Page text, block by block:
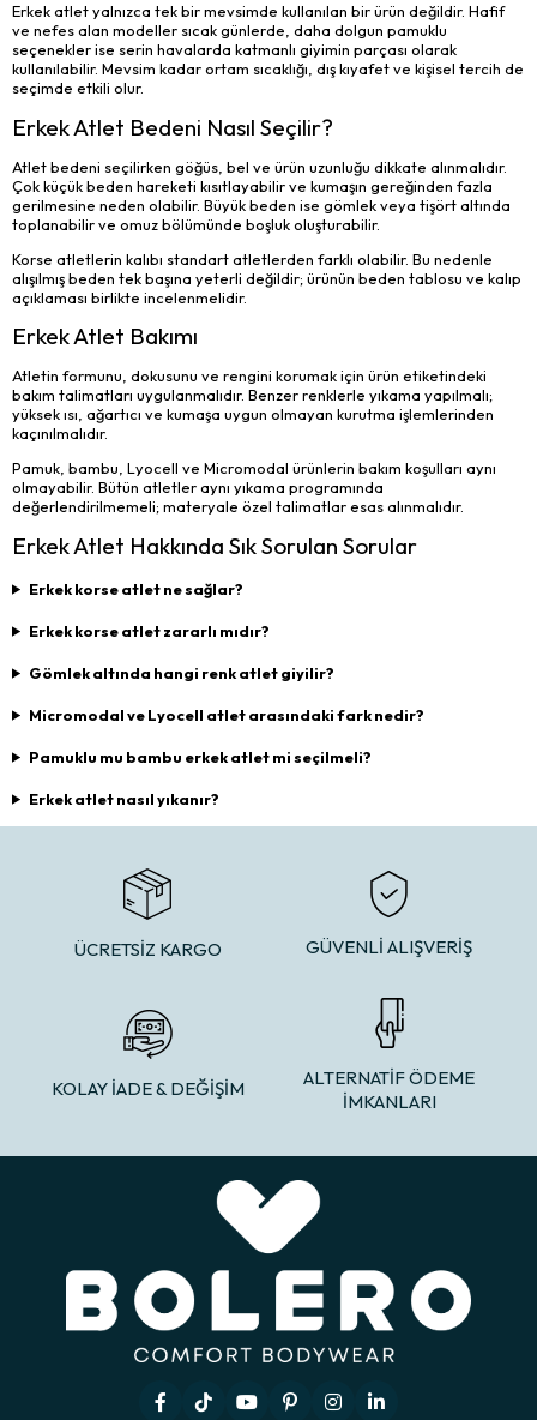
Erkek atlet yalnızca tek bir mevsimde kullanılan bir ürün değildir. Hafif
ve nefes alan modeller sıcak günlerde, daha dolgun pamuklu
seçenekler ise serin havalarda katmanlı giyimin parçası olarak
kullanılabilir. Mevsim kadar ortam sıcaklığı, dış kıyafet ve kişisel tercih de
seçimde etkili olur.
Erkek Atlet Bedeni Nasıl Seçilir?
Atlet bedeni seçilirken göğüs, bel ve ürün uzunluğu dikkate alınmalıdır.
Çok küçük beden hareketi kısıtlayabilir ve kumaşın gereğinden fazla
gerilmesine neden olabilir. Büyük beden ise gömlek veya tişört altında
toplanabilir ve omuz bölümünde boşluk oluşturabilir.
Korse atletlerin kalıbı standart atletlerden farklı olabilir. Bu nedenle
alışılmış beden tek başına yeterli değildir; ürünün beden tablosu ve kalıp
açıklaması birlikte incelenmelidir.
Erkek Atlet Bakımı
Atletin formunu, dokusunu ve rengini korumak için ürün etiketindeki
bakım talimatları uygulanmalıdır. Benzer renklerle yıkama yapılmalı;
yüksek ısı, ağartıcı ve kumaşa uygun olmayan kurutma işlemlerinden
kaçınılmalıdır.
Pamuk, bambu, Lyocell ve Micromodal ürünlerin bakım koşulları aynı
olmayabilir. Bütün atletler aynı yıkama programında
değerlendirilmemeli; materyale özel talimatlar esas alınmalıdır.
Erkek Atlet Hakkında Sık Sorulan Sorular
Erkek korse atlet ne sağlar?
Erkek korse atlet zararlı mıdır?
Gömlek altında hangi renk atlet giyilir?
Micromodal ve Lyocell atlet arasındaki fark nedir?
Pamuklu mu bambu erkek atlet mi seçilmeli?
Erkek atlet nasıl yıkanır?
ÜCRETSİZ KARGO GÜVENLİ ALIŞVERİŞ
KOLAY İADE & DEĞİŞİM
ALTERNATİF ÖDEME
İMKANLARI